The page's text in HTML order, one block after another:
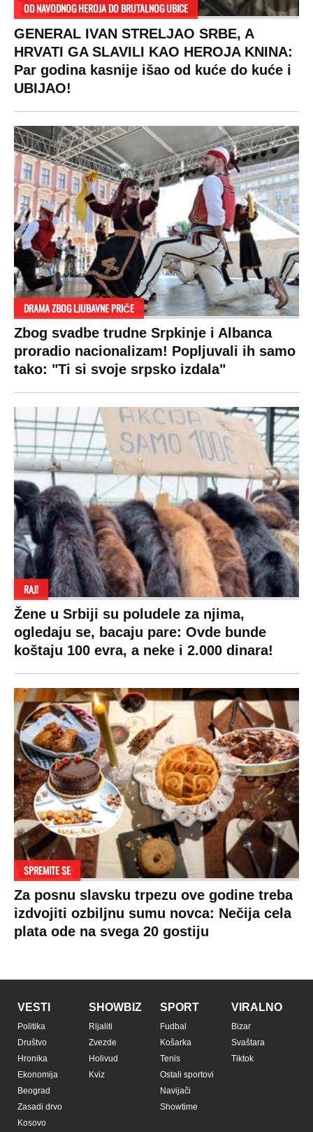
OD NAVODNOG HEROJA DO BRUTALNOG UBICE
GENERAL IVAN STRELJAO SRBE, A
HRVATI GA SLAVILI KAO HEROJA KNINA:
Par godina kasnije išao od kuće do kuće i
UBIJAO!
DRAMA ZBOG LJUBAVNE PRIČE
Zbog svadbe trudne Srpkinje i Albanca
proradio nacionalizam! Popljuvali ih samo
tako: "Ti si svoje srpsko izdala"
RAJ!
Žene u Srbiji su poludele za njima,
ogledaju se, bacaju pare: Ovde bunde
koštaju 100 evra, a neke i 2.000 dinara!
SPREMITE SE
Za posnu slavsku trpezu ove godine treba
izdvojiti ozbiljnu sumu novca: Nečija cela
plata ode na svega 20 gostiju
VESTI
Politika
Društvo
Hronika
Ekonomija
Beograd
Zasadi drvo
Kosovo
SHOWBIZ
Rijaliti
Zvezde
Holivud
Kviz
SPORT
Fudbal
Košarka
Tenis
Ostali sportovi
Navijači
Showtime
VIRALNO
Bizar
Svaštara
Tiktok